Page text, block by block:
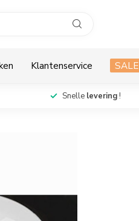
Klantenservice SALE
Snelle levering!